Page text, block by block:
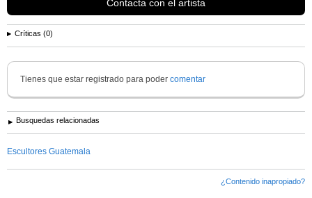
Contacta con el artista
Críticas (0)
Tienes que estar registrado para poder comentar
Busquedas relacionadas
Escultores Guatemala
¿Contenido inapropiado?